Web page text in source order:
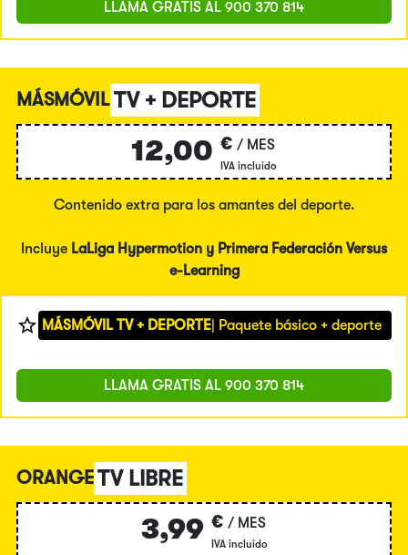
LLAMA GRATIS AL 900 370 814
MÁSMÓVILTV + DEPORTE
12,00 € / MES
IVA incluido
Contenido extra para los amantes del deporte.
Incluye LaLiga Hypermotion y Primera Federación Versus
e-Learning
MÁSMÓVIL TV + DEPORTE| Paquete básico + deporte
LLAMA GRATIS AL 900 370 814
ORANGETV LIBRE
3,99 € / MES
IVA incluido